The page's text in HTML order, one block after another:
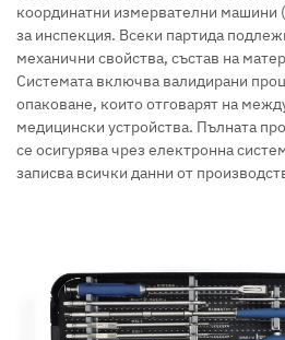
координатни измервателни машини
за инспекция. Всеки партида
механични свойства, състав на
Системата включва валидирани
опаковане, които отговарят на
медицински устройства. Пълната
се осигурява чрез електронна
записва всички данни от